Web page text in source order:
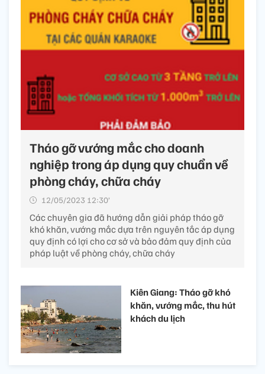
Tháo gỡ vướng mắc cho doanh
nghiệp trong áp dụng quy chuẩn về
phòng cháy, chữa cháy
12/05/2023 12:30’
Các chuyên gia đã hướng dẫn giải pháp tháo gỡ
khó khăn, vướng mắc dựa trên nguyên tắc áp dụng
quy định có lợi cho cơ sở và bảo đảm quy định của
pháp luật về phòng cháy, chữa cháy
Kiên Giang: Tháo gỡ khó
khăn, vướng mắc, thu hút
khách du lịch